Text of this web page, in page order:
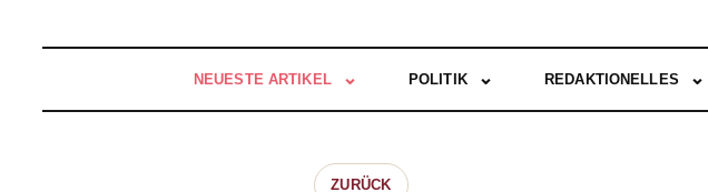
NEUESTE ARTIKEL POLITIK REDAKTIONELLES
ZURÜCK